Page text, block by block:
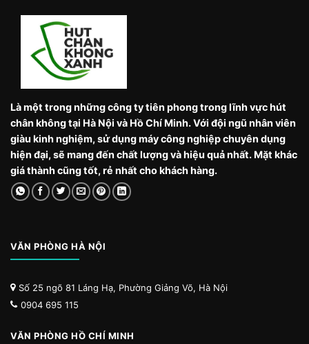
Là một trong những công ty tiên phong trong lĩnh vực hút
chân không tại Hà Nội và Hồ Chí Minh. Với đội ngũ nhân viên
giàu kinh nghiệm, sử dụng máy công nghiệp chuyên dụng
hiện đại, sẽ mang đến chất lượng và hiệu quả nhất. Mặt khác
giá thành cũng tốt, rẻ nhất cho khách hàng.
VĂN PHÒNG HÀ NỘI
Số 25 ngõ 81 Láng Hạ, Phường Giảng Võ, Hà Nội
0904 695 115
VĂN PHÒNG HỒ CHÍ MINH